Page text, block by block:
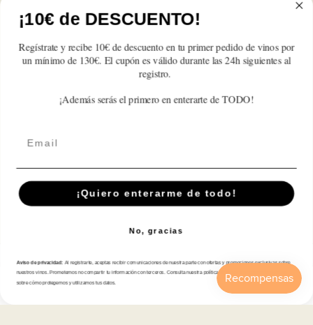
2020
2020
2020
2020
Crianza
Reseñas de Clientes
Sé el primero en escribir una reseña
Write a review
Suscríbete A Nuestra Newsletter
Tienda
Atención al cliente
Cuenta Carrito
¡10€ de DESCUENTO!
Regístrate y recibe 10€ de descuento en tu primer pedido de vinos por
un mínimo de 130€. El cupón es válido durante las 24h siguientes al
registro.
¡Además serás el primero en enterarte de TODO!
¡Quiero enterarme de todo!
No, gracias
Aviso de privacidad: Al registrarte, aceptas recibir comunicaciones de nuestra parte con ofertas y promociones exclusivas sobre
nuestros vinos. Prometemos no compartir tu información con terceros. Consulta nuestra política de privacidad para más detalles
sobre cómo protegemos y utilizamos tus datos.